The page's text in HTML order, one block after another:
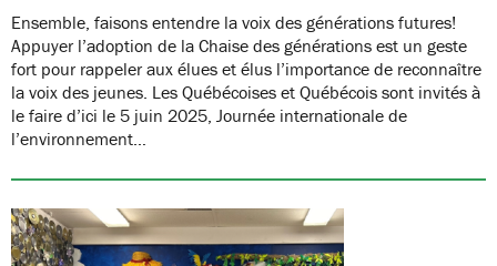
Ensemble, faisons entendre la voix des générations futures!
Appuyer l’adoption de la Chaise des générations est un geste
fort pour rappeler aux élues et élus l’importance de reconnaître
la voix des jeunes. Les Québécoises et Québécois sont invités à
le faire d’ici le 5 juin 2025, Journée internationale de
l’environnement…